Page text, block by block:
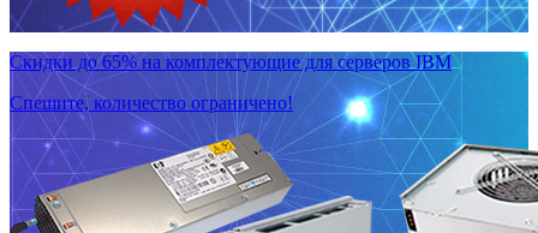
Скидки до 65% на комплектующие для серверов IBM
Спешите, количество ограничено!